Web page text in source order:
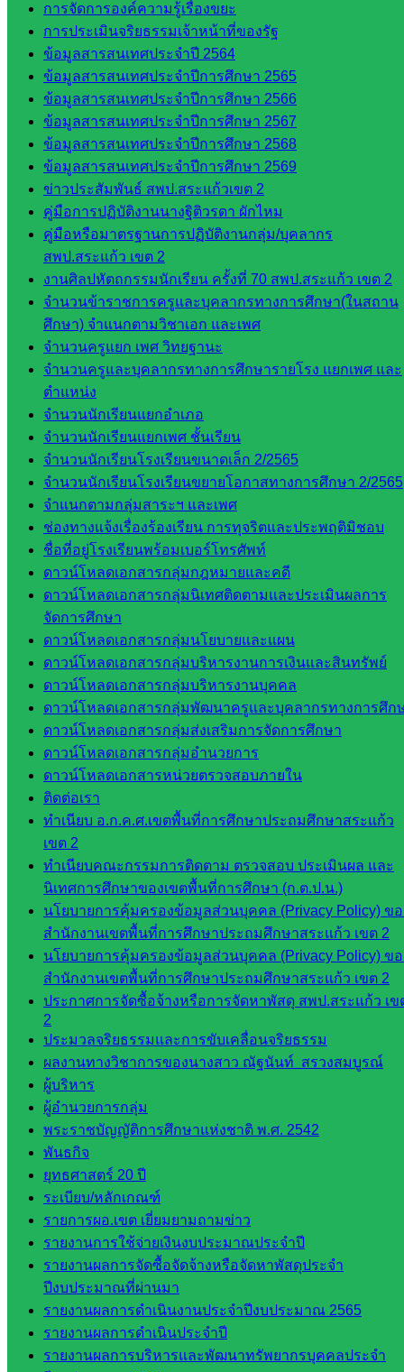
การจัดการองค์ความรู้เรื่องขยะ
การประเมินจริยธรรมเจ้าหน้าที่ของรัฐ
ข้อมูลสารสนเทศประจำปี 2564
ข้อมูลสารสนเทศประจำปีการศึกษา 2565
ข้อมูลสารสนเทศประจำปีการศึกษา 2566
ข้อมูลสารสนเทศประจำปีการศึกษา 2567
ข้อมูลสารสนเทศประจำปีการศึกษา 2568
ข้อมูลสารสนเทศประจำปีการศึกษา 2569
ข่าวประสัมพันธ์ สพป.สระแก้วเขต 2
คู่มือการปฏิบัติงานนางฐิติวรดา ผักไหม
คู่มือหรือมาตรฐานการปฏิบัติงานกลุ่ม/บุคลากร
สพป.สระแก้ว เขต 2
งานศิลปหัตถกรรมนักเรียน ครั้งที่ 70 สพป.สระแก้ว เขต 2
จำนวนข้าราชการครูและบุคลากรทางการศึกษา(ในสถาน
ศึกษา) จำแนกตามวิชาเอก และเพศ
จำนวนครูแยก เพศ วิทยฐานะ
จำนวนครูและบุคลากรทางการศึกษารายโรง แยกเพศ และ
ตำแหน่ง
จำนวนนักเรียนแยกอำเภอ
จำนวนนักเรียนแยกเพศ ชั้นเรียน
จำนวนนักเรียนโรงเรียนขนาดเล็ก 2/2565
จำนวนนักเรียนโรงเรียนขยายโอกาสทางการศึกษา 2/2565
จำแนกตามกลุ่มสาระฯ และเพศ
ช่องทางแจ้งเรื่องร้องเรียน การทุจริตและประพฤติมิชอบ
ชื่อที่อยู่โรงเรียนพร้อมเบอร์โทรศัพท์
ดาวน์โหลดเอกสารกลุ่มกฎหมายและคดี
ดาวน์โหลดเอกสารกลุ่มนิเทศติดตามและประเมินผลการ
จัดการศึกษา
ดาวน์โหลดเอกสารกลุ่มนโยบายและแผน
ดาวน์โหลดเอกสารกลุ่มบริหารงานการเงินและสินทรัพย์
ดาวน์โหลดเอกสารกลุ่มบริหารงานบุคคล
ดาวน์โหลดเอกสารกลุ่มพัฒนาครูและบุคลากรทางการศึก
ดาวน์โหลดเอกสารกลุ่มส่งเสริมการจัดการศึกษา
ดาวน์โหลดเอกสารกลุ่มอำนวยการ
ดาวน์โหลดเอกสารหน่วยตรวจสอบภายใน
ติดต่อเรา
ทำเนียบ อ.ก.ค.ศ.เขตพื้นที่การศึกษาประถมศึกษาสระแก้ว
เขต 2
ทำเนียบคณะกรรมการติดตาม ตรวจสอบ ประเมินผล และ
นิเทศการศึกษาของเขตพื้นที่การศึกษา (ก.ต.ป.น.)
นโยบายการคุ้มครองข้อมูลส่วนบุคคล (Privacy Policy) ข
สำนักงานเขตพื้นที่การศึกษาประถมศึกษาสระแก้ว เขต 2
นโยบายการคุ้มครองข้อมูลส่วนบุคคล (Privacy Policy) ข
สำนักงานเขตพื้นที่การศึกษาประถมศึกษาสระแก้ว เขต 2
ประกาศการจัดซื้อจ้างหรือการจัดหาพัสดุ สพป.สระแก้ว เข
2
ประมวลจริยธรรมและการขับเคลื่อนจริยธรรม
ผลงานทางวิชาการของนางสาว ณัฐนันท์ สรวงสมบูรณ์
ผู้บริหาร
ผู้อำนวยการกลุ่ม
พระราชบัญญัติการศึกษาแห่งชาติ พ.ศ. 2542
พันธกิจ
ยุทธศาสตร์ 20 ปี
ระเบียบ/หลักเกณฑ์
รายการผอ.เขต เยี่ยมยามถามข่าว
รายงานการใช้จ่ายเงินงบประมาณประจำปี
รายงานผลการจัดซื้อจัดจ้างหรือจัดหาพัสดุประจำ
ปีงบประมาณที่ผ่านมา
รายงานผลการดำเนินงานประจำปีงบประมาณ 2565
รายงานผลการดำเนินประจำปี
รายงานผลการบริหารและพัฒนาทรัพยากรบุคคลประจำ
กลุ่
มอำนวย
การ
กลุ่ม
บริหาร
งานงาน
เงินและ
สินทรัพย์
กลุ่มน
โยบาย
และแผน
กลุ่มส่ง
เสริมการ
จัดการ
ศึกษา
กลุ่ม
บริหาร
งาน
บุคคล
กลุ่ม
พัฒนาครู
และบุ
คลากรฯ
กลุ่มนิ
เทศ
ติดตาม
และประ
เมินผลฯ
เว็บไซต์
หลักสูตร
ต้าน
ทุจริต
ห้อง
นิเทศ
ศน.นิพนธ์
พรมพิไล
ห้อง
นิเทศ
ศน.ชยา
ธิศ/
ศน.อัญชลี
ห้อง
นิเทศ
ดร.สราว
ดี เพ็งศรี
โคตร
เว็บไซต์
คณะ
กรรมการ
ก.ต.ป.น.
เว็บไซต์
อ.ค.ก.ศ.เขต
พื้นที่การ
ศึกษา
ดาวน์โหลด
เอกสาร